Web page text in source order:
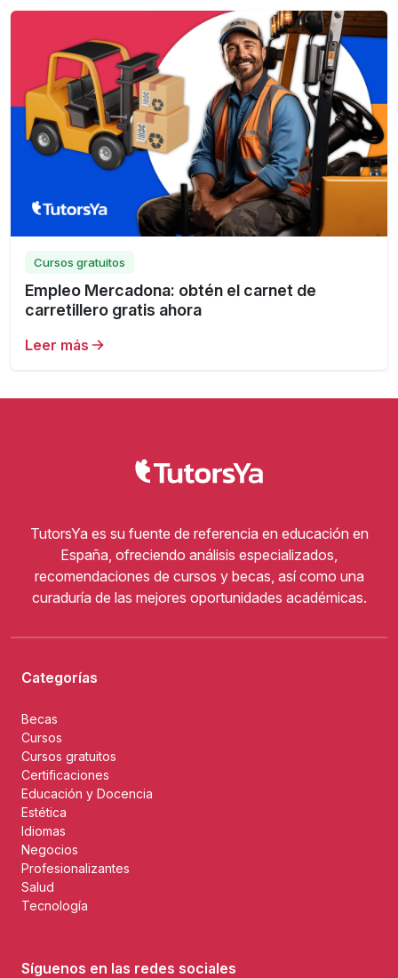
Cursos gratuitos
Empleo Mercadona: obtén el carnet de
carretillero gratis ahora
Leer más
TutorsYa es su fuente de referencia en educación en
España, ofreciendo análisis especializados,
recomendaciones de cursos y becas, así como una
curaduría de las mejores oportunidades académicas.
Categorías
Becas
Cursos
Cursos gratuitos
Certificaciones
Educación y Docencia
Estética
Idiomas
Negocios
Profesionalizantes
Salud
Tecnología
Síguenos en las redes sociales